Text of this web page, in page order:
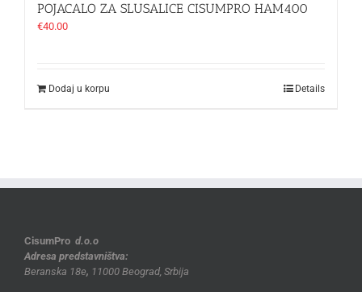
POJACALO ZA SLUSALICE CISUMPRO HAM400
€40.00
Dodaj u korpu Details
CisumPro d.o.o
Adresa predstavništva:
Beranska 18e, 11000 Beograd, Srbija